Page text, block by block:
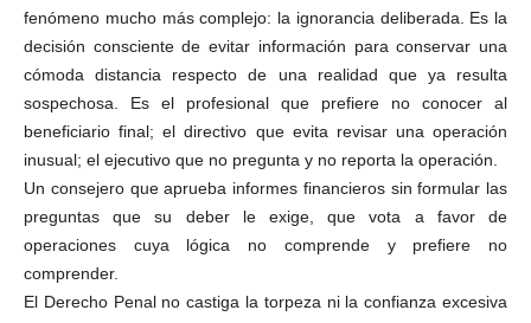
fenómeno mucho más complejo: la ignorancia deliberada. Es la
decisión consciente de evitar información para conservar una
cómoda distancia respecto de una realidad que ya resulta
sospechosa. Es el profesional que prefiere no conocer al
beneficiario final; el directivo que evita revisar una operación
inusual; el ejecutivo que no pregunta y no reporta la operación.
Un consejero que aprueba informes financieros sin formular las
preguntas que su deber le exige, que vota a favor de
operaciones cuya lógica no comprende y prefiere no
comprender.
El Derecho Penal no castiga la torpeza ni la confianza excesiva